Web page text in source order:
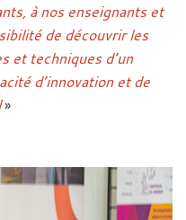
à nos enseignants et
de découvrir les
et techniques d’un
d’innovation et de
»